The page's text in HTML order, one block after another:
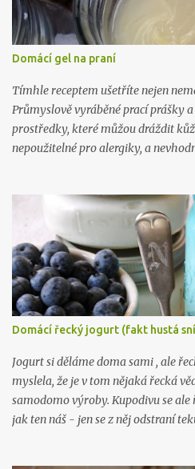
Domácí gel na praní
Tímhle receptem ušetříte nejen
Průmyslově vyráběné prací prášky
prostředky, které můžou dráždit
nepoužitelné pro alergiky, a
potřebovat: 1 mýdlo na praní (
sody na praní (seženete ZDE ) 15
vlastního výběru (vybírejte ZDE )
nastrouhejte na jemno a
přimíchejte sodu, opět míchejte až
přilívejte vařící vodu. Nechte
Nechte stát 24 hodin a je to. :)
mám, ne 1, ne 2, ale už 3 knihy plné
na to: Líbil se vám tenhle recept?
Domácí řecký jogurt (fakt hustá
Jogurt si děláme doma sami , ale
myslela, že je v tom nějaká řecká
samodomo výroby. Kupodivu se
jak ten náš - jen se z něj odstraní